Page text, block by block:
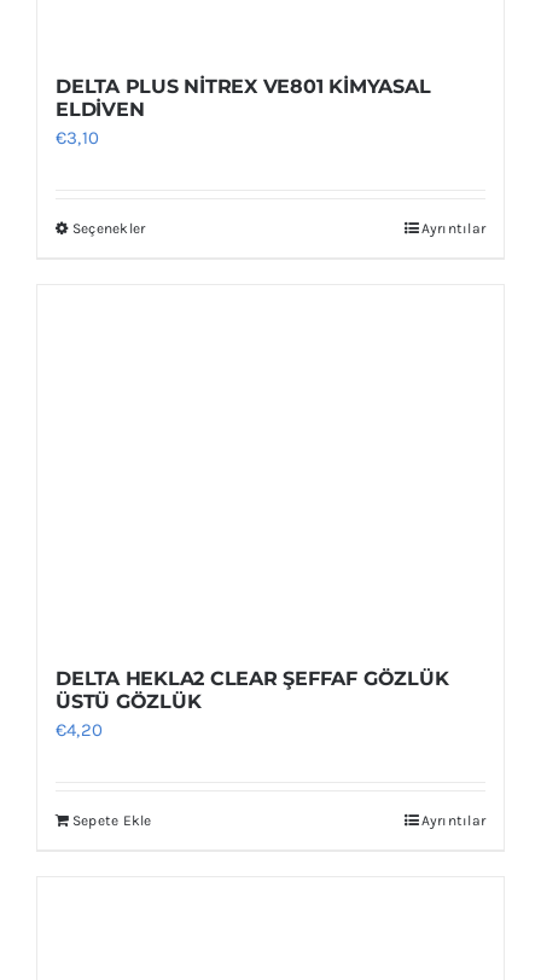
DELTA PLUS NİTREX VE801 KİMYASAL
ELDİVEN
€3,10
SeçeneklerBu
Ayrıntılar
DELTA HEKLA2 CLEAR ŞEFFAF GÖZLÜK
ÜSTÜ GÖZLÜK
€4,20
Sepete Ekle Ayrıntılar